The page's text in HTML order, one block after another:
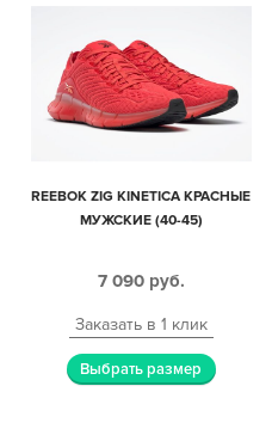
REEBOK ZIG KINETICA КРАСНЫЕ
МУЖСКИЕ (40-45)
7 090 руб.
Заказать в 1 клик
Выбрать размер